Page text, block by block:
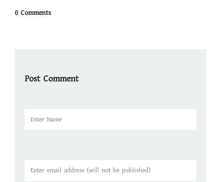
0 Comments
Post Comment